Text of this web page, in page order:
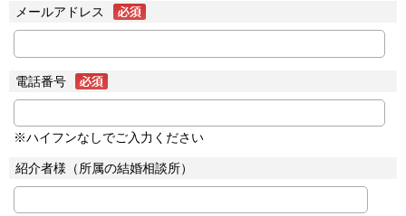
メールアドレス
電話番号
※ハイフンなしでご入力ください
紹介者様（所属の結婚相談所）